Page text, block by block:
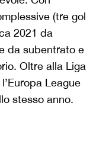
(tre gol
2021 da
da subentrato e
Oltre alla Liga
League
stesso anno.